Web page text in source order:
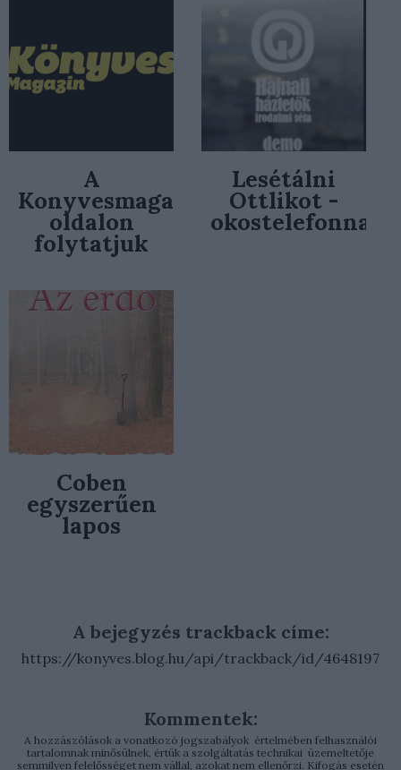
A
Konyvesmagazin.hu
oldalon
folytatjuk
Lesétálni
Ottlikot -
okostelefonnal
Coben
egyszerűen
lapos
A bejegyzés trackback címe:
https://konyves.blog.hu/api/trackback/id/4648197
Kommentek:
A hozzászólások a vonatkozó jogszabályok értelmében felhasználói
tartalomnak minősülnek, értük a szolgáltatás technikai üzemeltetője
semmilyen felelősséget nem vállal, azokat nem ellenőrzi. Kifogás esetén